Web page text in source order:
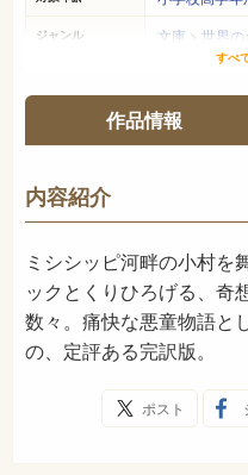
ジャンル 文庫 > 世界の
-ページ
ISBN 978-4-03-
NDC
発売日 1975年11月
すべ
作品情報
内容紹介
ミシシッピ河畔の小村を
ックとくりひろげる、奇
数々。痛快な悪童物語と
の、定評ある完訳版。
ポスト